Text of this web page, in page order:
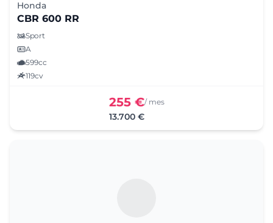
Honda
CBR 600 RR
Sport
A
599cc
119cv
255 €/ mes
13.700 €